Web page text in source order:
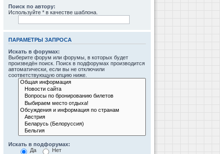
Поиск по автору:
Используйте * в качестве шаблона.
ПАРАМЕТРЫ ЗАПРОСА
Искать в форумах:
Выберите форум или форумы, в которых будет
произведён поиск. Поиск в подфорумах производится
автоматически, если вы не отключили
соответствующую опцию ниже.
Искать в подфорумах:
Да
Нет